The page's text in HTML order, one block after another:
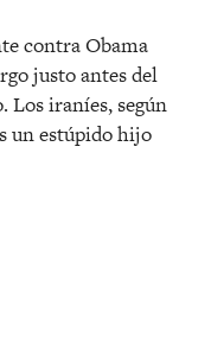
contra Obama
justo antes del
iraníes, según
un estúpido hijo